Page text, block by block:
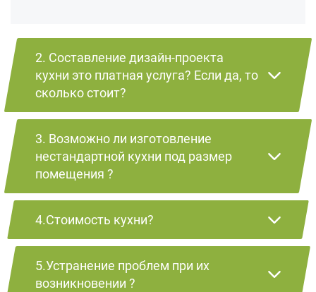
2. Составление дизайн-проекта
кухни это платная услуга? Если да, то
сколько стоит?
3. Возможно ли изготовление
нестандартной кухни под размер
помещения ?
4.Стоимость кухни?
5.Устранение проблем при их
возникновении ?